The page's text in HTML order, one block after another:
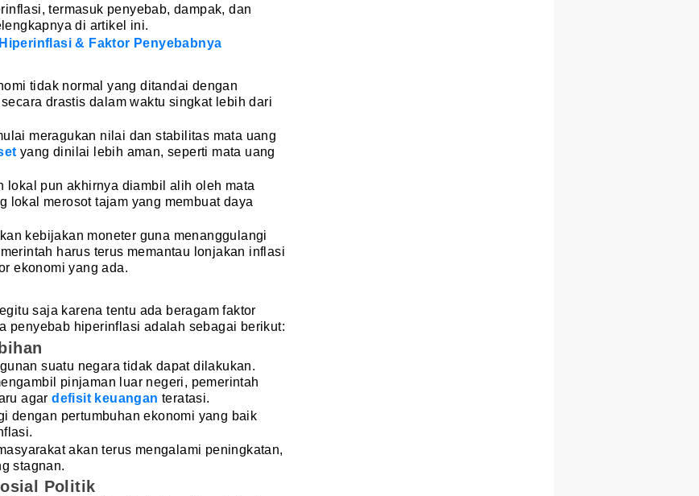
termasuk penyebab, dampak, dan
di artikel ini.
& Faktor Penyebabnya
tidak normal yang ditandai dengan
drastis dalam waktu singkat lebih dari
meragukan nilai dan stabilitas mata uang
yang dinilai lebih aman, seperti mata uang
lokal pun akhirnya diambil alih oleh mata
lokal merosot tajam yang membuat daya
kebijakan moneter guna menanggulangi
harus terus memantau lonjakan inflasi
ekonomi yang ada.
saja karena tentu ada beragam faktor
penyebab hiperinflasi adalah sebagai berikut:
suatu negara tidak dapat dilakukan.
pinjaman luar negeri, pemerintah
agardefisit keuangan teratasi.
dengan pertumbuhan ekonomi yang baik
akan terus mengalami peningkatan,
stagnan.
Politik